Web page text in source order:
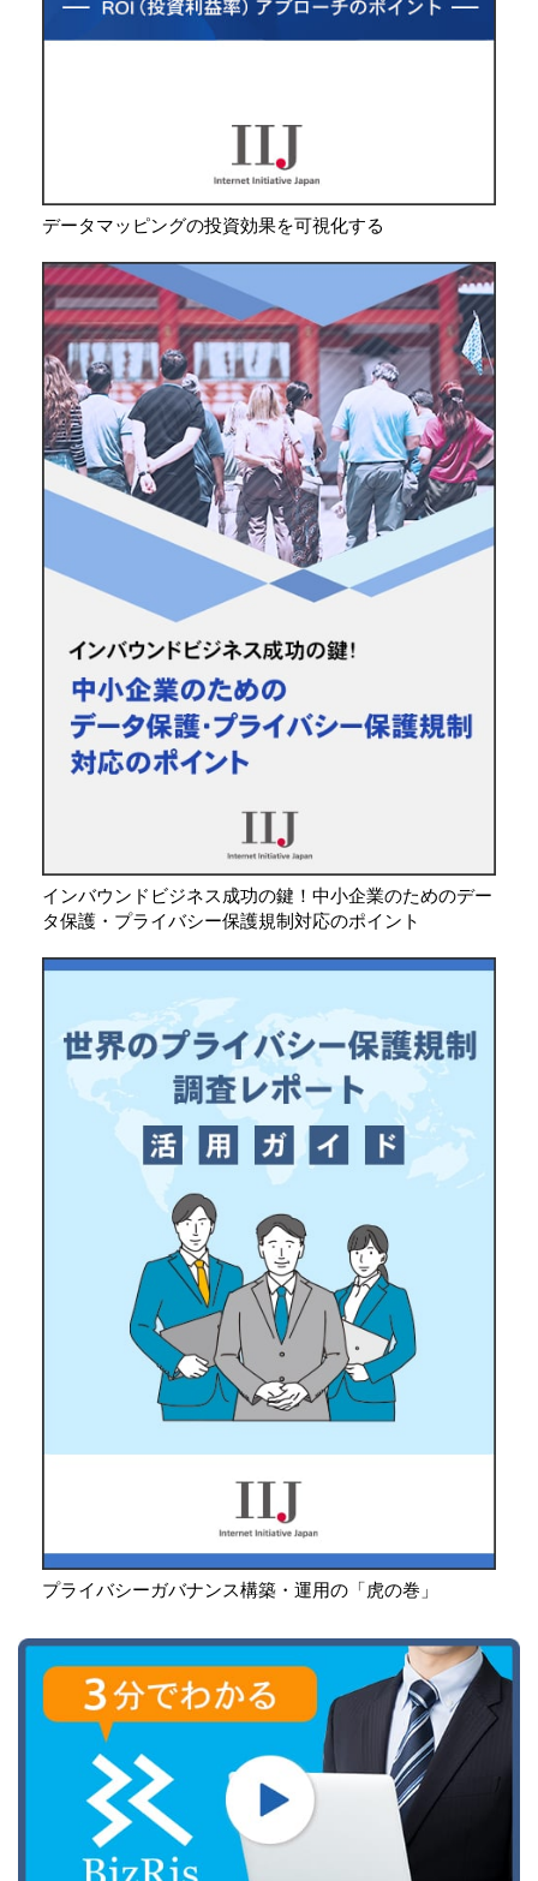
データマッピングの投資効果を可視化する
インバウンドビジネス成功の鍵！中小企業のためのデー
タ保護・プライバシー保護規制対応のポイント
プライバシーガバナンス構築・運用の「虎の巻」